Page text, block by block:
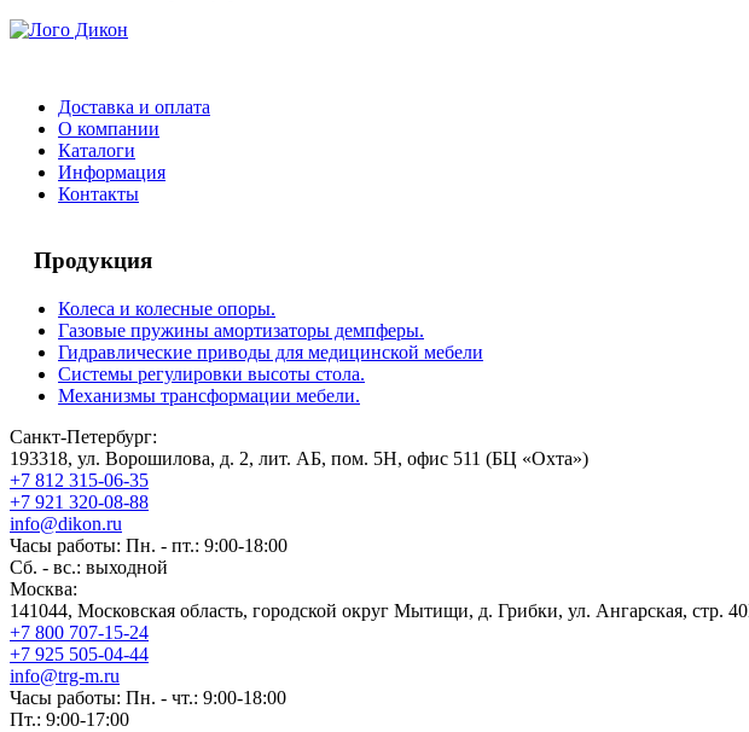
Доставка и оплата
О компании
Каталоги
Информация
Контакты
Продукция
Колеса и колесные опоры.
Газовые пружины амортизаторы демпферы.
Гидравлические приводы для медицинской мебели
Системы регулировки высоты стола.
Механизмы трансформации мебели.
Санкт-Петербург:
193318, ул. Ворошилова, д. 2, лит. АБ, пом. 5Н, офис 511 (БЦ «Охта»)
+7 812 315-06-35
+7 921 320-08-88
info@dikon.ru
Часы работы: Пн. - пт.: 9:00-18:00
Сб. - вс.: выходной
Москва:
141044, Московская область, городской округ Мытищи, д. Грибки, ул. Ангарская, стр.
+7 800 707-15-24
+7 925 505-04-44
info@trg-m.ru
Часы работы: Пн. - чт.: 9:00-18:00
Пт.: 9:00-17:00